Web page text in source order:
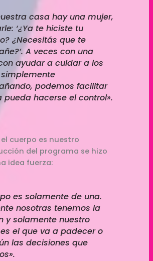
casa hay una mujer,
‘¿Ya te hiciste tu
¿Necesitás que te
A veces con una
ayudar a cuidar a los
podemos facilitar
pueda hacerse el control».
cuerpo es nuestro
del programa se hizo
idea fuerza:
es solamente de una.
nosotras tenemos la
y solamente nuestro
el que va a padecer o
las decisiones que